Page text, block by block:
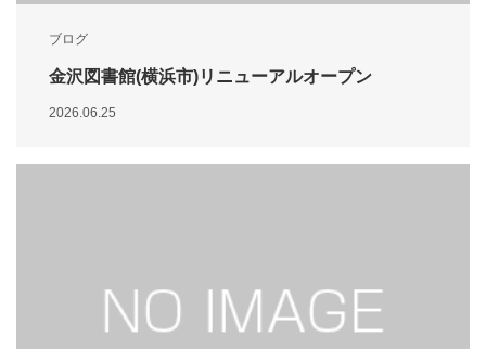
ブログ
金沢図書館(横浜市)リニューアルオープン
2026.06.25